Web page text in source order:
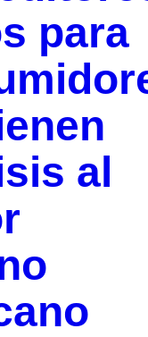
para
al